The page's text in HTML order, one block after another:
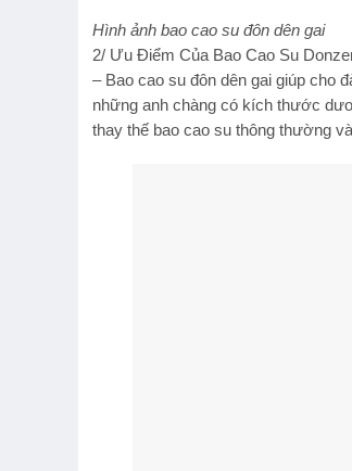
Hình ảnh bao cao su đôn dên gai
2/ Ưu Điểm Của Bao Cao Su
– Bao cao su đôn dên gai giúp cho
những anh chàng có kích thước
thay thế bao cao su thông thường